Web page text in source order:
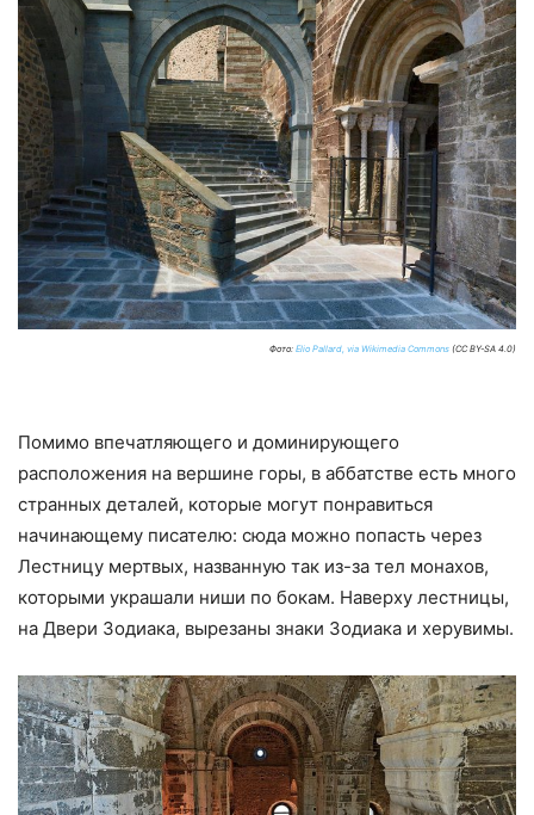
Фото: Elio Pallard, via Wikimedia Commons (CC BY-SA 4.0)
Помимо впечатляющего и доминирующего
расположения на вершине горы, в аббатстве есть много
странных деталей, которые могут понравиться
начинающему писателю: сюда можно попасть через
Лестницу мертвых, названную так из-за тел монахов,
которыми украшали ниши по бокам. Наверху лестницы,
на Двери Зодиака, вырезаны знаки Зодиака и херувимы.